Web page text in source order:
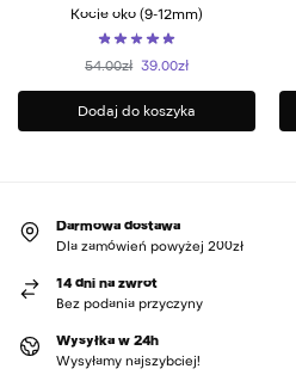
Kocie oko (9-12mm)
54.00zł 39.00zł
Dodaj do koszyka
Darmowa dostawa
Dla zamówień powyżej 200zł
14 dni na zwrot
Bez podania przyczyny
Wysyłka w 24h
Wysyłamy najszybciej!